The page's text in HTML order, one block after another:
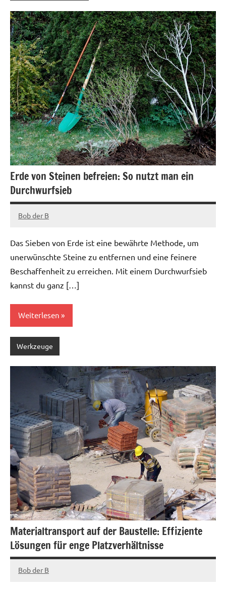
Erde von Steinen befreien: So nutzt man ein
Durchwurfsieb
April
2025
Bob der B
Das Sieben von Erde ist eine bewährte Methode, um
unerwünschte Steine zu entfernen und eine feinere
Beschaffenheit zu erreichen. Mit einem Durchwurfsieb
kannst du ganz […]
Weiterlesen
Werkzeuge
Materialtransport auf der Baustelle: Effiziente
Lösungen für enge Platzverhältnisse
März
Bob der B